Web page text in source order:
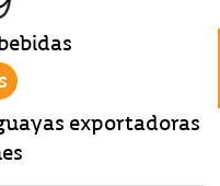
exportadoras